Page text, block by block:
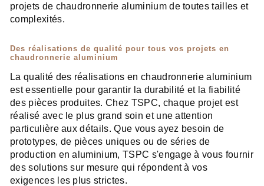
projets de chaudronnerie aluminium de toutes tailles et
complexités.
Des réalisations de qualité pour tous vos projets en
chaudronnerie aluminium
La qualité des réalisations en chaudronnerie aluminium
est essentielle pour garantir la durabilité et la fiabilité
des pièces produites. Chez TSPC, chaque projet est
réalisé avec le plus grand soin et une attention
particulière aux détails. Que vous ayez besoin de
prototypes, de pièces uniques ou de séries de
production en aluminium, TSPC s'engage à vous fournir
des solutions sur mesure qui répondent à vos
exigences les plus strictes.